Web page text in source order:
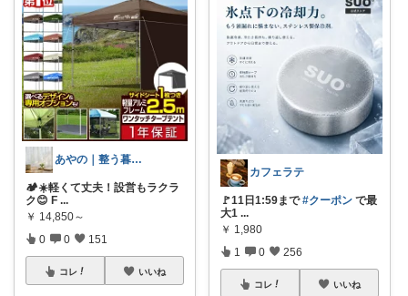
あやの｜整う暮らしROOM
🏕️☀️軽くて丈夫！設営もラクラ
ク😊 F ...
￥ 14,850～
0 0 151
コレ いいね
カフェラテ
🚩11日1:59まで#クーポン で最
大1 ...
￥ 1,980
1 0 256
コレ いいね